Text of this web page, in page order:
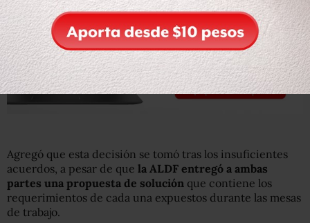
Agregó que esta decisión se tomó tras los insuficientes
acuerdos, a pesar de que la ALDF entregó a ambas
partes una propuesta de solución que contiene los
requerimientos de cada una expuestos durante las mesas
de trabajo.